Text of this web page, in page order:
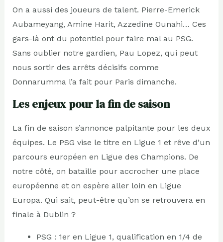
On a aussi des joueurs de talent. Pierre-Emerick
Aubameyang, Amine Harit, Azzedine Ounahi… Ces
gars-là ont du potentiel pour faire mal au PSG.
Sans oublier notre gardien, Pau Lopez, qui peut
nous sortir des arrêts décisifs comme
Donnarumma l’a fait pour Paris dimanche.
Les enjeux pour la fin de saison
La fin de saison s’annonce palpitante pour les deux
équipes. Le PSG vise le titre en Ligue 1 et rêve d’un
parcours européen en Ligue des Champions. De
notre côté, on bataille pour accrocher une place
européenne et on espère aller loin en Ligue
Europa. Qui sait, peut-être qu’on se retrouvera en
finale à Dublin ?
PSG : 1er en Ligue 1, qualification en 1/4 de